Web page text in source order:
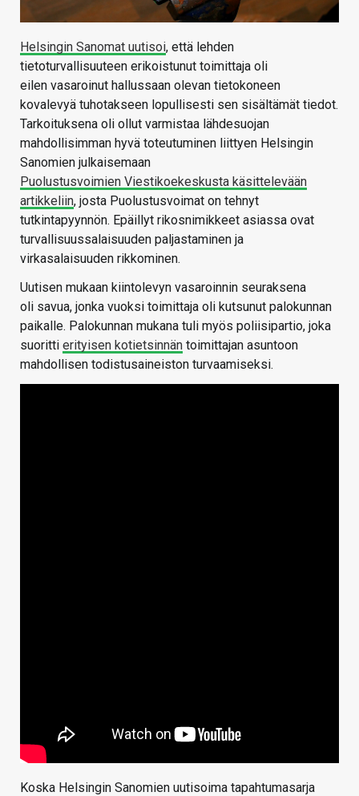
Helsingin Sanomat uutisoi, että lehden
tietoturvallisuuteen erikoistunut toimittaja oli
eilen vasaroinut hallussaan olevan tietokoneen
kovalevyä tuhotakseen lopullisesti sen sisältämät tiedot.
Tarkoituksena oli ollut varmistaa lähdesuojan
mahdollisimman hyvä toteutuminen liittyen Helsingin
Sanomien julkaisemaan
Puolustusvoimien Viestikoekeskusta käsittelevään
artikkeliin, josta Puolustusvoimat on tehnyt
tutkintapyynnön. Epäillyt rikosnimikkeet asiassa ovat
turvallisuussalaisuuden paljastaminen ja
virkasalaisuuden rikkominen.
Uutisen mukaan kiintolevyn vasaroinnin seuraksena
oli savua, jonka vuoksi toimittaja oli kutsunut palokunnan
paikalle. Palokunnan mukana tuli myös poliisipartio, joka
suoritti erityisen kotietsinnän toimittajan asuntoon
mahdollisen todistusaineiston turvaamiseksi.
Koska Helsingin Sanomien uutisoima tapahtumasarja